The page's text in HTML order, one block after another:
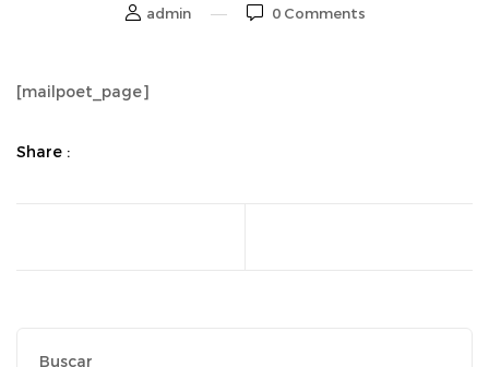
admin 0Comments
Buscar
[mailpoet_page]
Share :